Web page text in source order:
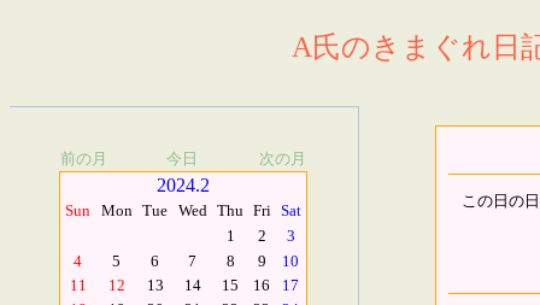
A氏のきまぐれ日
前の月 今日 次の月
2024.2
Sun Mon Tue Wed Thu Fri Sat
1
2
3
4
5 6 7 8 9
10
11
12 13 14 15 16
17
この日の